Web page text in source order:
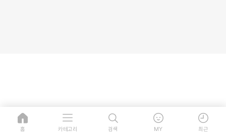
홈 카테고리 검색 MY 최근